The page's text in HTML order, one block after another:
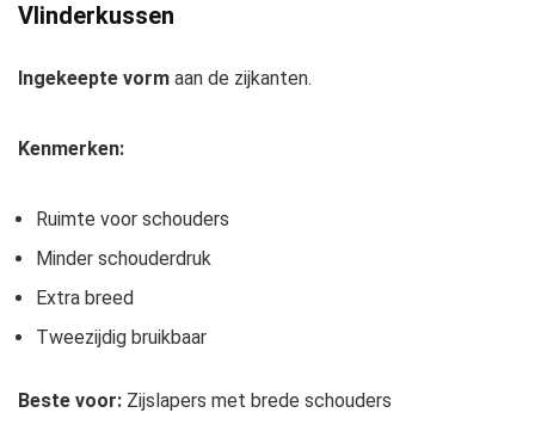
Vlinderkussen
Ingekeepte vorm aan de zijkanten.
Kenmerken:
Ruimte voor schouders
Minder schouderdruk
Extra breed
Tweezijdig bruikbaar
Beste voor: Zijslapers met brede schouders